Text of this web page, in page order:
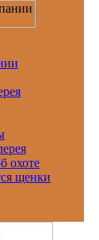
охоте
щенки